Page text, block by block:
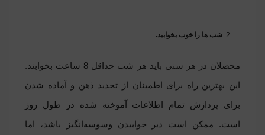
شب ها را خوب بخوابید.
محصلان در هر سنی باید هر شب حداقل 8 ساعت بخوابند.
این بهترین راه برای اطمینان از تجدید ذهن و آماده شدن
برای پردازش تمام اطلاعات آموخته شده در طول روز
است. ممکن است دیر خوابیدن وسوسه‌انگیز باشد، اما